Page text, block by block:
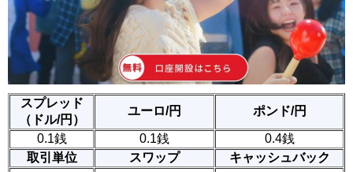
スプレッド
（ドル/円）
ユーロ/円 ポンド/円
0.1銭 0.1銭
0.4銭
取引単位
スワップ キャッシュバック